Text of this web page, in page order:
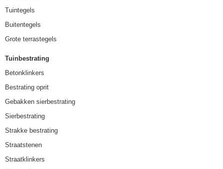
Tuintegels
Buitentegels
Grote terrastegels
Tuinbestrating
Betonklinkers
Bestrating oprit
Gebakken sierbestrating
Sierbestrating
Strakke bestrating
Straatstenen
Straatklinkers